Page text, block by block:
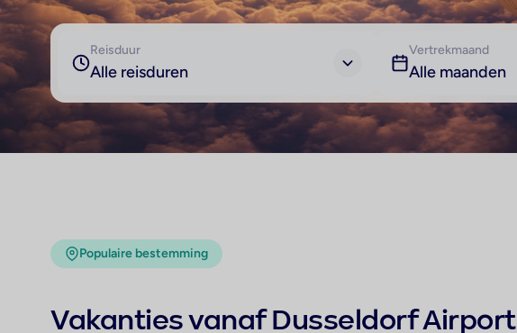
Reisduur
Alle reisduren
Vertrekmaand
Alle maanden
Populaire bestemming
Vakanties vanaf Dusseldorf Airport